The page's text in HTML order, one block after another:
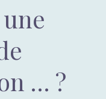
… ?